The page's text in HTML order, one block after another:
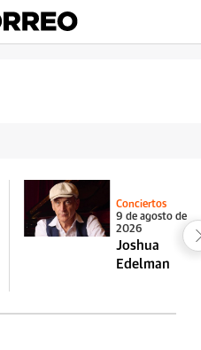
Conciertos
9 de agosto de
2026
Joshua
Edelman